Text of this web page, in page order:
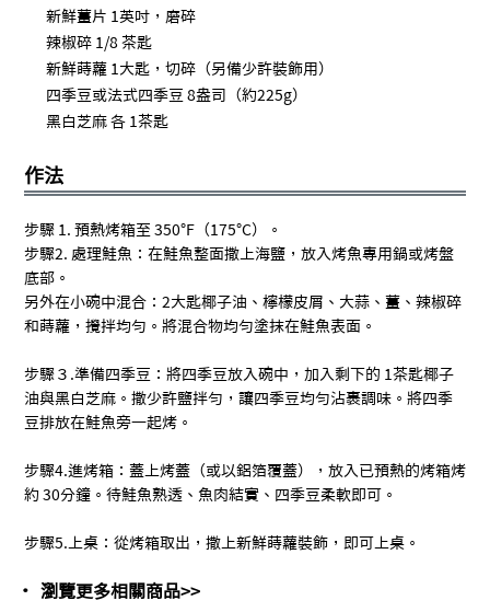
新鮮薑片 1英吋，磨碎
辣椒碎 1/8 茶匙
新鮮蒔蘿 1大匙，切碎（另備少許裝飾用）
四季豆或法式四季豆 8盎司（約225g）
黑白芝麻 各 1茶匙
作法
步驟 1. 預熱烤箱至 350°F（175°C）。
步驟2. 處理鮭魚：在鮭魚整面撒上海鹽，放入烤魚專用鍋或烤盤
底部。
另外在小碗中混合：2大匙椰子油、檸檬皮屑、大蒜、薑、辣椒碎
和蒔蘿，攪拌均勻。將混合物均勻塗抹在鮭魚表面。
步驟３.準備四季豆：將四季豆放入碗中，加入剩下的 1茶匙椰子
油與黑白芝麻。撒少許鹽拌勻，讓四季豆均勻沾裹調味。將四季
豆排放在鮭魚旁一起烤。
步驟4.進烤箱：蓋上烤蓋（或以鋁箔覆蓋），放入已預熱的烤箱烤
約 30分鐘。待鮭魚熟透、魚肉結實、四季豆柔軟即可。
步驟5.上桌：從烤箱取出，撒上新鮮蒔蘿裝飾，即可上桌。
瀏覽更多相關商品>>